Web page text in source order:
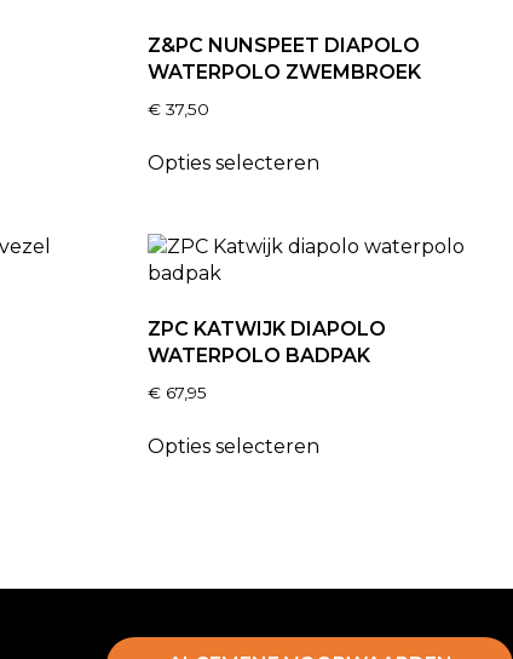
Z&PC NUNSPEET DIAPOLO
WATERPOLO ZWEMBROEK
€ 37,50
Opties selecteren
ZPC KATWIJK DIAPOLO
WATERPOLO BADPAK
€ 67,95
Opties selecteren